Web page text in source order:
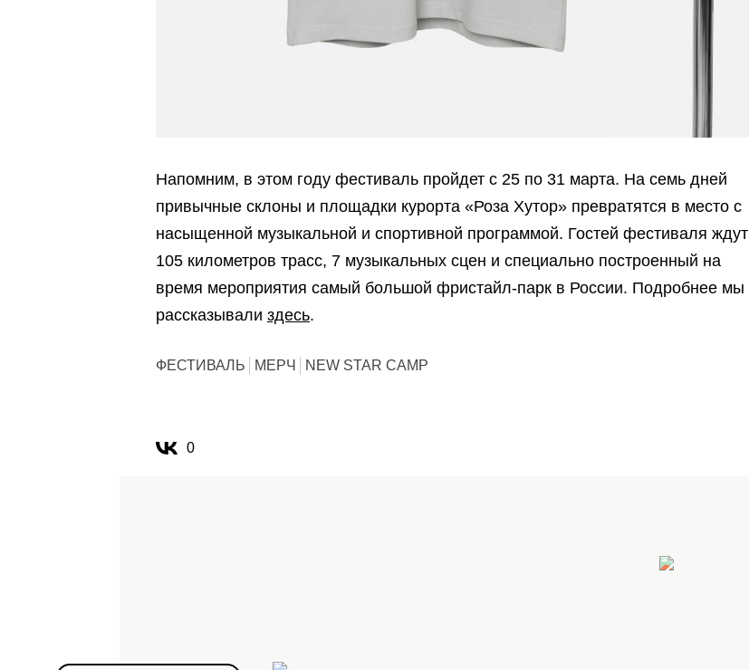
Напомним, в этом году фестиваль пройдет с 25 по 31 марта. На семь дней
привычные склоны и площадки курорта «Роза Хутор» превратятся в место с
насыщенной музыкальной и спортивной программой. Гостей фестиваля ждут
105 километров трасс, 7 музыкальных сцен и специально построенный на
время мероприятия самый большой фристайл-парк в России. Подробнее мы
рассказывали здесь.
ФЕСТИВАЛЬ МЕРЧ NEW STAR CAMP
0